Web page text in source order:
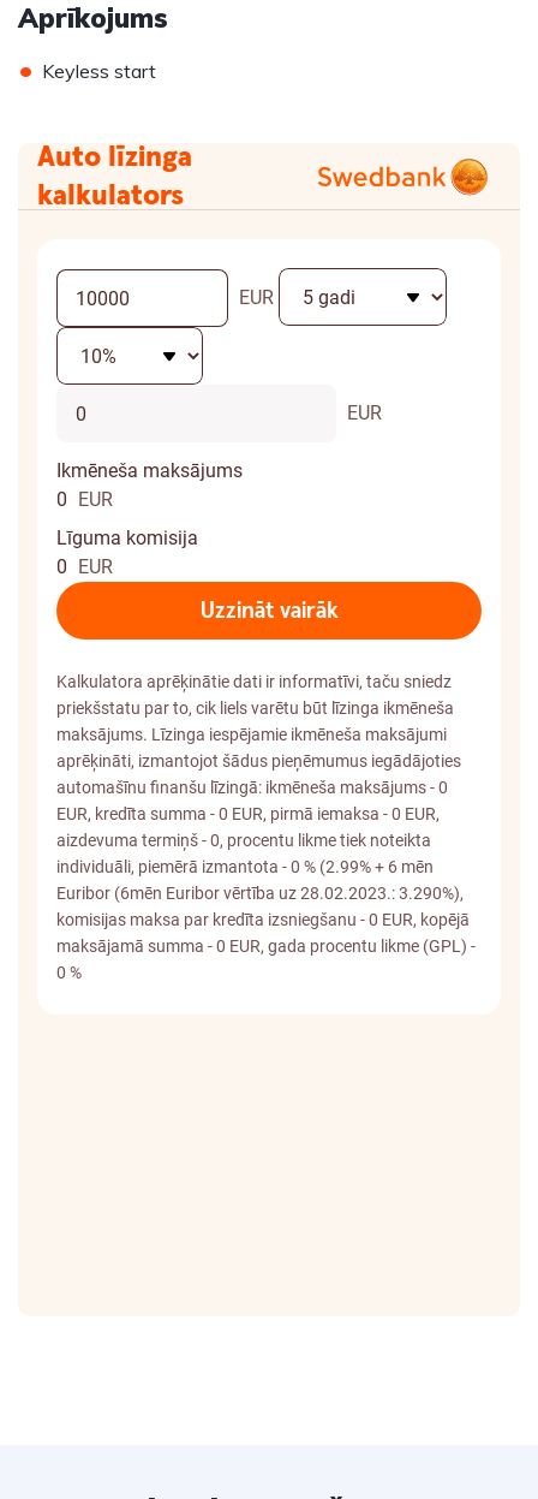
Aprīkojums
• Keyless start